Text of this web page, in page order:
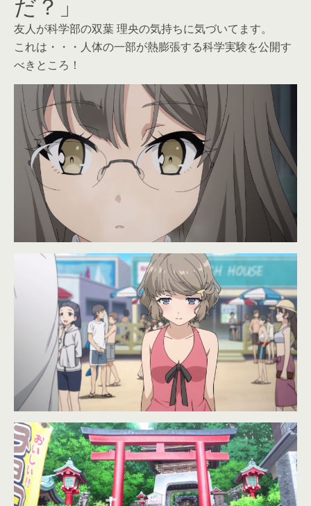
だ？」
友人が科学部の双葉 理央の気持ちに気づいてます。
これは・・・人体の一部が熱膨張する科学実験を公開す
べきところ！